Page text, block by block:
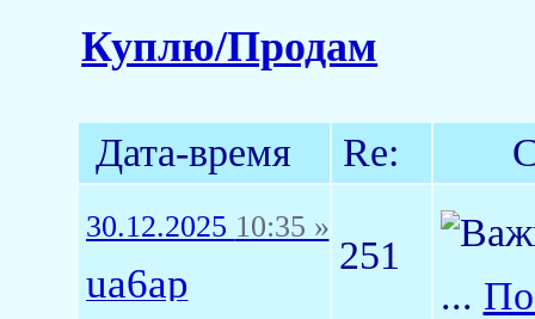
Куплю/Продам
Дата-время Re:
30.12.2025 10:35 »
ua6ap
251
...